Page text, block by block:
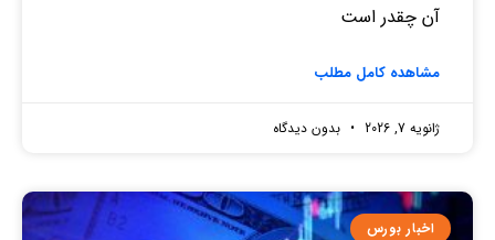
آن چقدر است
مشاهده کامل مطلب
ژانویه 7, 2026 بدون دیدگاه
اخبار بورس